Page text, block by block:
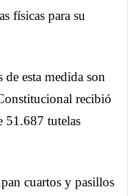
físicas para su
de esta medida son
recibió
51.687 tutelas
cuartos y pasillos